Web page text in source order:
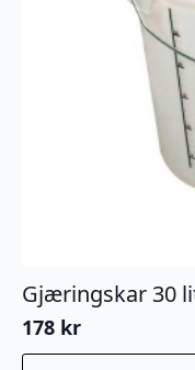
Gjæringskar 30
178 kr